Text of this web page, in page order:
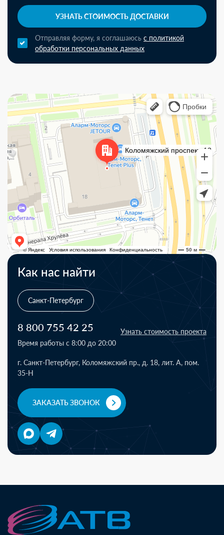
УЗНАТЬ СТОИМОСТЬ ДОСТАВКИ
Отправляя форму, я соглашаюсь с политикой
обработки персональных данных
Как нас найти
Санкт-Петербург
8 800 755 42 25
Время работы с 8:00 до 20:00
Узнать стоимость проекта
г. Санкт-Петербург, Коломяжский пр., д. 18, лит. А, пом.
35-Н
ЗАКАЗАТЬ ЗВОНОК